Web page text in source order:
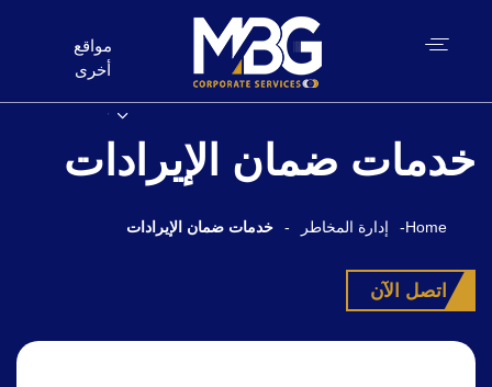
مواقع
أخرى
خدمات ضمان الإيرادات
Home
- إدارة المخاطر - خدمات ضمان الإيرادات
اتصل الآن